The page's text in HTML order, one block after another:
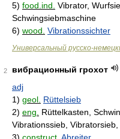
5) food.ind. Vibrator,
Schwingsiebmaschine
6) wood. Vibrationssichter
Универсальный русско-
2
вибрационный грохот
adj
1) geol. Rüttelsieb
2) eng.
Rüttelkasten,
Vibrationssieb,